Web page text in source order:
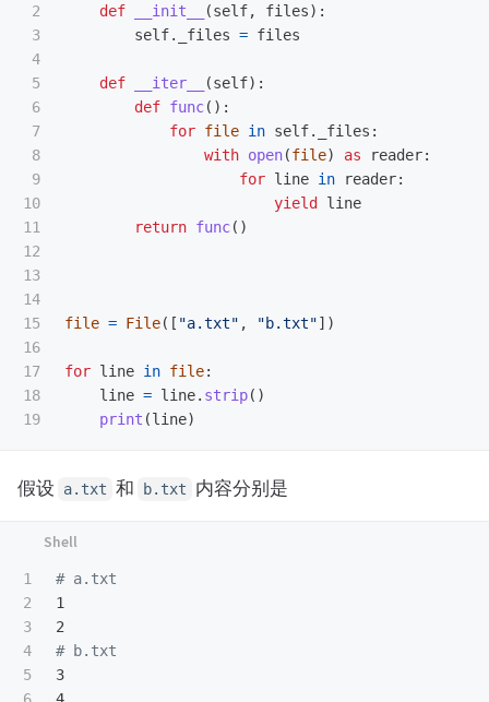
2
3
4
5
6
7
8
9
10
11
12
13
14
15
16
17
18
def
__init__ (self, files):
self. _files = files
def __iter__ (self):
def func():
for file in self. _files :
with open(file) as reader:
for line in reader:
yield
line
return func()
file = File([ "a.txt" , "b.txt"])
for line in file:
line = line. strip()
print (line)
假设 a.txt 和 b.txt 内容分别是
1
2
3
4
5
# a.txt
1
# b.txt
3